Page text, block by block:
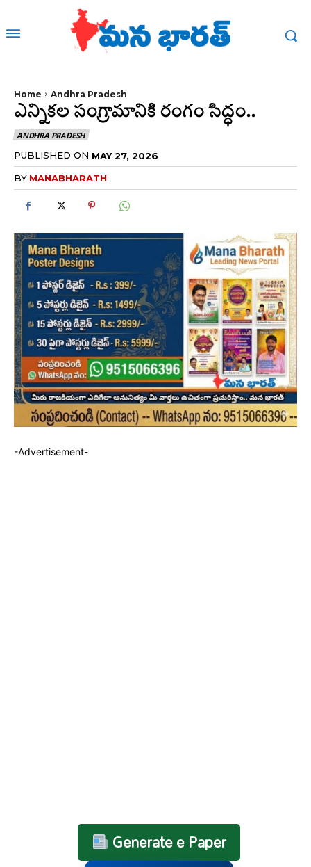
Home Andhra Pradesh
ఎన్నికల సంగ్రామానికి రంగం సిద్ధం..
ANDHRA PRADESH
PUBLISHED ON MAY 27, 2026
BY MANABHARATH
-Advertisement-
Generate e Paper